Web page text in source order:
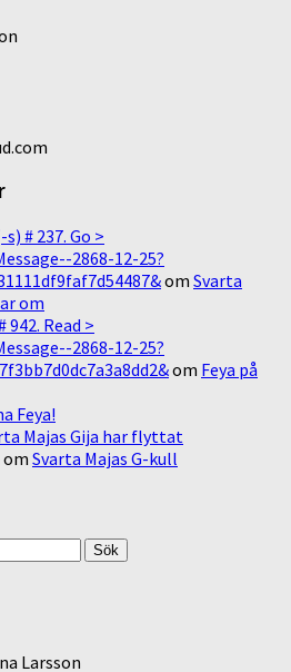
# 237. Go >
2868-12-25?
om Svarta
om
942. Read >
2868-12-25?
om Feya på
Feya!
Majas Gija har flyttat
om Svarta Majas G-kull
Larsson